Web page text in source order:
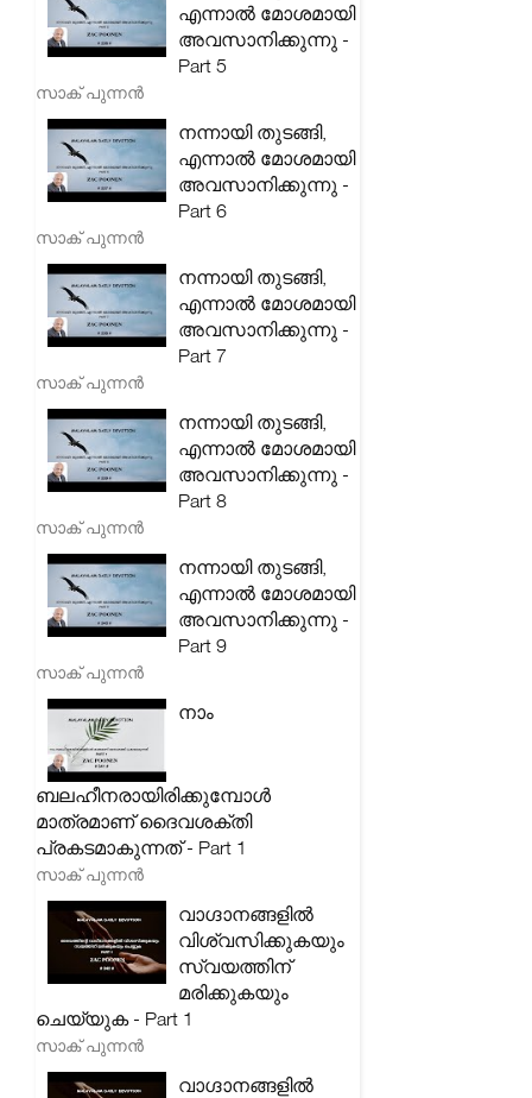
എന്നാൽ മോശമായി
അവസാനിക്കുന്നു -
Part 5
സാക് പുന്നൻ
നന്നായി തുടങ്ങി,
എന്നാൽ മോശമായി
അവസാനിക്കുന്നു -
Part 6
സാക് പുന്നൻ
നന്നായി തുടങ്ങി,
എന്നാൽ മോശമായി
അവസാനിക്കുന്നു -
Part 7
സാക് പുന്നൻ
നന്നായി തുടങ്ങി,
എന്നാൽ മോശമായി
അവസാനിക്കുന്നു -
Part 8
സാക് പുന്നൻ
നന്നായി തുടങ്ങി,
എന്നാൽ മോശമായി
അവസാനിക്കുന്നു -
Part 9
സാക് പുന്നൻ
നാം
ബലഹീനരായിരിക്കുമ്പോൾ
മാത്രമാണ് ദൈവശക്തി
പ്രകടമാകുന്നത് - Part 1
സാക് പുന്നൻ
വാഗ്ദാനങ്ങളിൽ
വിശ്വസിക്കുകയും
സ്വയത്തിന്
മരിക്കുകയും
ചെയ്യുക - Part 1
സാക് പുന്നൻ
വാഗ്ദാനങ്ങളിൽ